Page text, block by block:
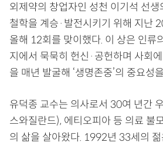
외제약의 창업자인 성천 이기석 선생
철학을 계승·발전시키기 위해 지난
올해 12회를 맞이했다. 이 상은 인류
지에서 묵묵히 헌신·공헌하며 사회
을 매년 발굴해 ‘생명존중’의 중요성
유덕종 교수는 의사로서 30여 년간
스와질란드), 에티오피아 등 의료 불
의 삶을 살아왔다. 1992년 33세의